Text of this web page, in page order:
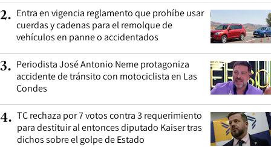
2. Entra en vigencia reglamento que prohíbe usar
cuerdas y cadenas para el remolque de
vehículos en panne o accidentados
3. Periodista José Antonio Neme protagoniza
accidente de tránsito con motociclista en Las
Condes
4. TC rechaza por 7 votos contra 3 requerimiento
para destituir al entonces diputado Kaiser tras
dichos sobre el golpe de Estado